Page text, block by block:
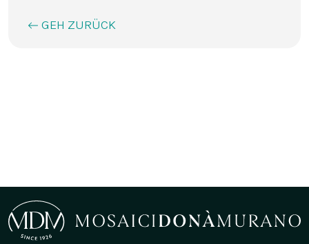
GEH ZURÜCK